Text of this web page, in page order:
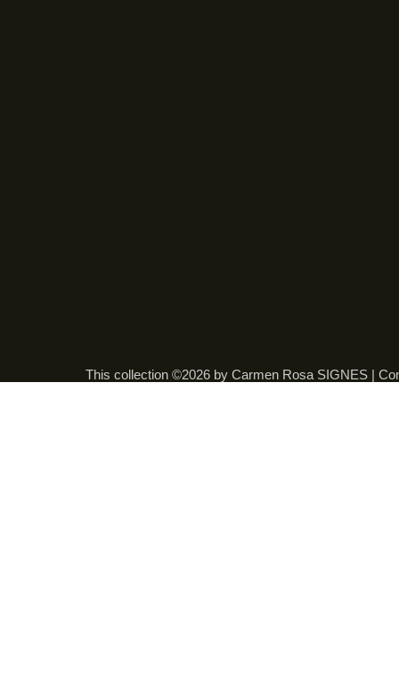
This collection ©2026 by Carmen Rosa SIGNES |